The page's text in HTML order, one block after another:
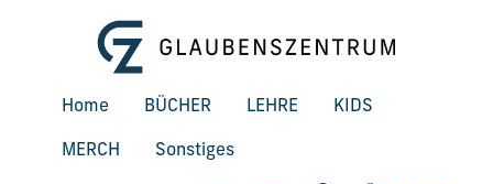
Zum Hauptinhalt springen
Home BÜCHER LEHRE KIDS
MERCH Sonstiges